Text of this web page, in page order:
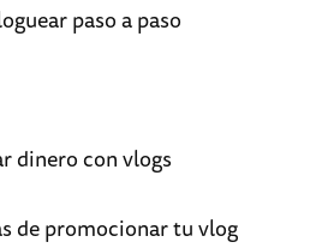
paso a paso
dinero con vlogs
de promocionar tu vlog